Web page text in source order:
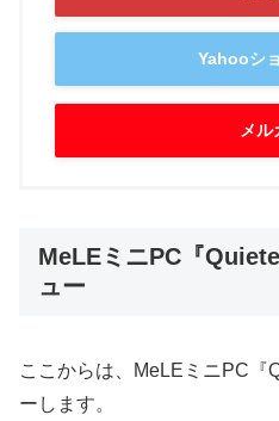
Yahooシ
メル
MeLEミニPC『
ュー
ここからは、MeLEミニPC『
ーします。